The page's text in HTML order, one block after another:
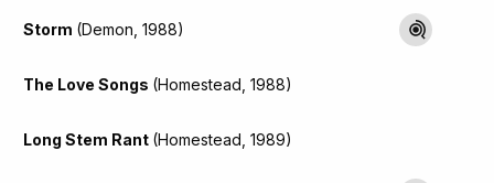
Storm (Demon, 1988)
The Love Songs (Homestead, 1988)
Long Stem Rant (Homestead, 1989)